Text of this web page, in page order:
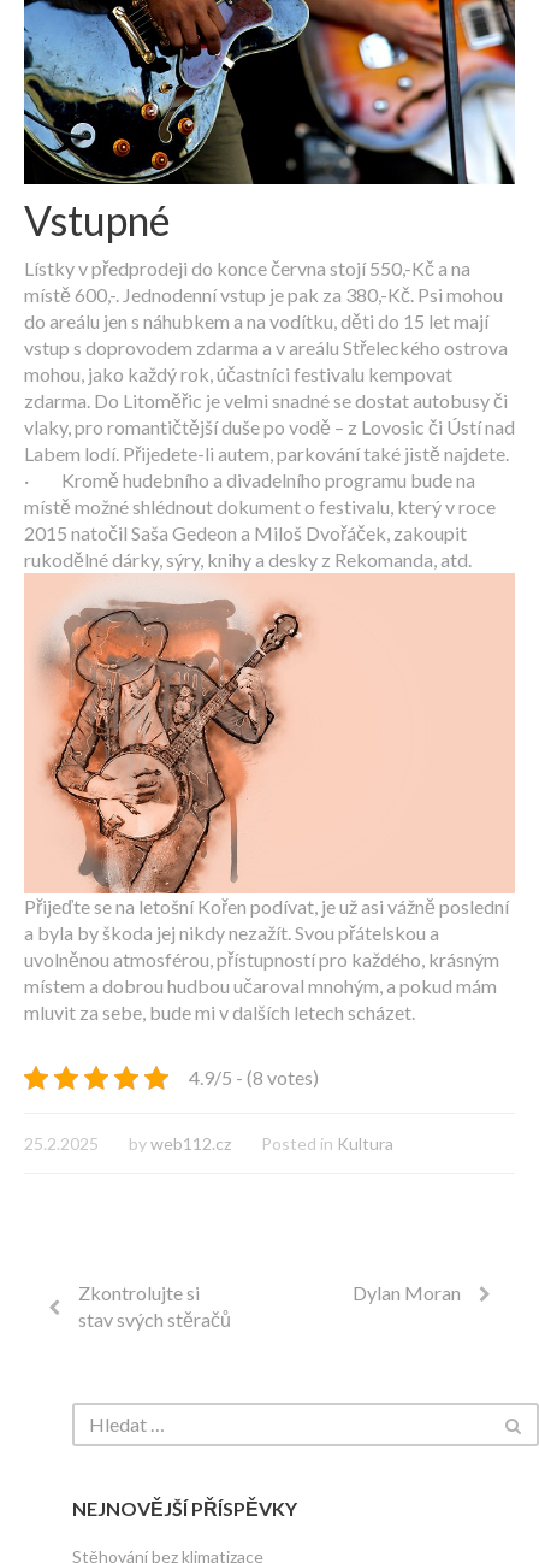
Vstupné
Lístky v předprodeji do konce června stojí 550,-Kč a na
místě 600,-. Jednodenní vstup je pak za 380,-Kč. Psi mohou
do areálu jen s náhubkem a na vodítku, děti do 15 let mají
vstup s doprovodem zdarma a v areálu Střeleckého ostrova
mohou, jako každý rok, účastníci festivalu kempovat
zdarma. Do Litoměřic je velmi snadné se dostat autobusy či
vlaky, pro romantičtější duše po vodě – z Lovosic či Ústí nad
Labem lodí. Přijedete-li autem, parkování také jistě najdete.
· Kromě hudebního a divadelního programu bude na
místě možné shlédnout dokument o festivalu, který v roce
2015 natočil Saša Gedeon a Miloš Dvořáček, zakoupit
rukodělné dárky, sýry, knihy a desky z Rekomanda, atd.
Přijeďte se na letošní Kořen podívat, je už asi vážně poslední
a byla by škoda jej nikdy nezažít. Svou přátelskou a
uvolněnou atmosférou, přístupností pro každého, krásným
místem a dobrou hudbou učaroval mnohým, a pokud mám
mluvit za sebe, bude mi v dalších letech scházet.
4.9/5 - (8 votes)
25.2.2025 byweb112.cz Posted in Kultura
Zkontrolujte si
stav svých stěračů
Dylan Moran
NEJNOVĚJŠÍ PŘÍSPĚVKY
Stěhování bez klimatizace